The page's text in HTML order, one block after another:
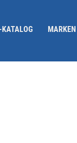
MARKEN